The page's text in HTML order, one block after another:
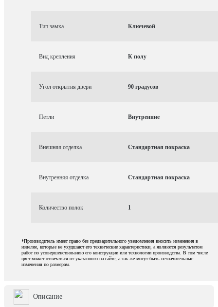
Тип замка Ключевой
Вид крепления К полу
Угол открытия двери 90 градусов
Петли Внутренние
Внешняя отделка Стандартная покраска
Внутренняя отделка Стандартная покраска
Количество полок 1
*Производитель имеет право без предварительного уведомления вносить изменения в
изделие, которые не ухудшают его технические характеристики, а являются результатом
работ по усовершенствованию его конструкции или технологии производства. В том числе
цвет может отличаться от указанного на сайте, а так же могут быть незначительные
изменения по размерам.
Описание